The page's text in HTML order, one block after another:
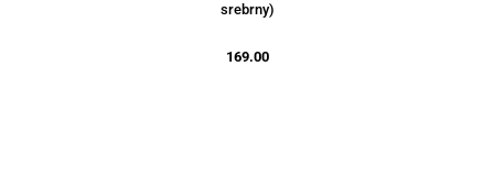
srebrny)
169.00